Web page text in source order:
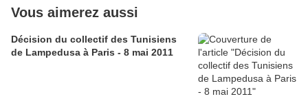
Vous aimerez aussi
Décision du collectif des Tunisiens
de Lampedusa à Paris - 8 mai 2011